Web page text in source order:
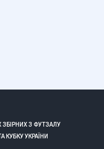
З ФУТЗАЛУ
КУБКУ УКРАЇНИ